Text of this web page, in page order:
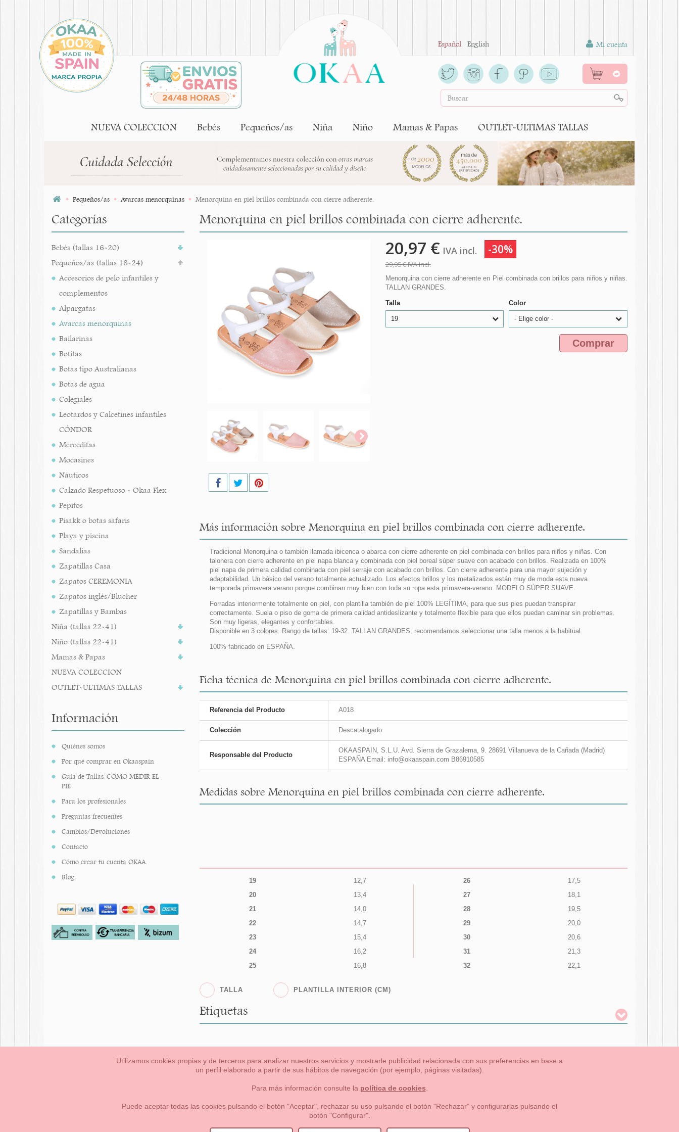
Español English Mi cuenta
0
NUEVA COLECCION Bebés Pequeños/as Niña Niño Mamas & Papas OUTLET-ULTIMAS TALLAS
Pequeños/as Avarcas menorquinas Menorquina en piel brillos combinada con cierre adherente.
Categorías
Bebés (tallas 16-20)
Pequeños/as (tallas 18-24)
Accesorios de pelo infantiles y
complementos
Alpargatas
Avarcas menorquinas
Bailarinas
Botitas
Botas tipo Australianas
Botas de agua
Colegiales
Leotardos y Calcetines infantiles
CÓNDOR
Merceditas
Mocasines
Náuticos
Calzado Respetuoso - Okaa Flex
Pepitos
Pisakk o botas safaris
Playa y piscina
Sandalias
Zapatillas Casa
Zapatos CEREMONIA
Zapatos inglés/Blucher
Zapatillas y Bambas
Niña (tallas 22-41)
Niño (tallas 22-41)
Mamas & Papas
NUEVA COLECCION
OUTLET-ULTIMAS TALLAS
Información
Quiénes somos
Por qué comprar en Okaaspain
Guía de Tallas. CÓMO MEDIR EL
PIE
Para los profesionales
Preguntas frecuentes
Cambios/Devoluciones
Contacto
Cómo crear tu cuenta OKAA.
Blog
Menorquina en piel brillos combinada con cierre adherente.
20,97 € IVA incl. -30%
29,95 €IVA incl.
Menorquina con cierre adherente en Piel combinada con brillos para niños y niñas.
TALLAN GRANDES.
Talla
19
Color
- Elige color -
Comprar
Más información sobre Menorquina en piel brillos combinada con cierre adherente.
Tradicional Menorquina o también llamada ibicenca o abarca con cierre adherente en piel combinada con brillos para niños y niñas. Con
talonera con cierre adherente en piel napa blanca y combinada con piel boreal súper suave con acabado con brillos. Realizada en 100%
piel napa de primera calidad combinada con piel serraje con acabado con brillos. Con cierre adherente para una mayor sujeción y
adaptabilidad. Un básico del verano totalmente actualizado. Los efectos brillos y los metalizados están muy de moda esta nueva
temporada primavera verano porque combinan muy bien con toda su ropa esta primavera-verano. MODELO SÚPER SUAVE.
Forradas interiormente totalmente en piel, con plantilla también de piel 100% LEGÍTIMA, para que sus pies puedan transpirar
correctamente. Suela o piso de goma de primera calidad antideslizante y totalmente flexible para que ellos puedan caminar sin problemas.
Son muy ligeras, elegantes y confortables.
Disponible en 3 colores. Rango de tallas: 19-32. TALLAN GRANDES, recomendamos seleccionar una talla menos a la habitual.
100% fabricado en ESPAÑA.
Ficha técnica de Menorquina en piel brillos combinada con cierre adherente.
Referencia del Producto A018
Colección Descatalogado
Responsable del Producto
OKAASPAIN, S.L.U. Avd. Sierra de Grazalema, 9. 28691 Villanueva de la Cañada (Madrid)
ESPAÑA Email: info@okaaspain.com B86910585
Medidas sobre Menorquina en piel brillos combinada con cierre adherente.
19
12,7
20
13,4
21
14,0
22
14,7
23
15,4
24
16,2
25
16,8
26
17,5
27
18,1
28
19,5
29
20,0
30
20,6
31
21,3
32
22,1
TALLA PLANTILLA INTERIOR (CM)
Etiquetas
Pequeños/as Niña Niño Mamas & Papas NUEVA COLECCION OUTLET-ULTIMAS TALLAS
Condiciones generales de compra, formas de pago , política de devoluciones y reembolsos Privacidad
Av. Sierra de Grazalema, nº9 28691 Villanueva de la Cañada Madrid (España)
Utilizamos cookies propias y de terceros para analizar nuestros servicios y mostrarle publicidad relacionada con sus preferencias en base a
un perfil elaborado a partir de sus hábitos de navegación (por ejemplo, páginas visitadas).
Para más información consulte la política de cookies
Puede aceptar todas las cookies pulsando el botón "Aceptar", rechazar su uso pulsando el botón "Rechazar" y configurarlas pulsando el
botón "Configurar".